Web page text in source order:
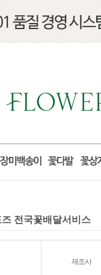
전국꽃배달서비스
제조사